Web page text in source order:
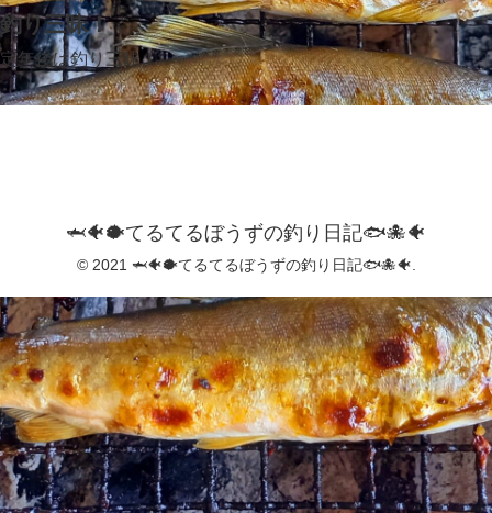
釣り三昧！
定年後は釣り三昧！
🦈🐠🐡てるてるぼうずの釣り日記🐟️🐙🐠
© 2021 🦈🐠🐡てるてるぼうずの釣り日記🐟️🐙🐠.